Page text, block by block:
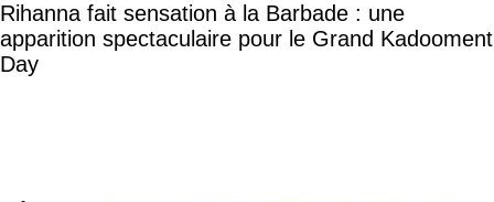
Rihanna fait sensation à la Barbade : une
apparition spectaculaire pour le Grand Kadooment
Day